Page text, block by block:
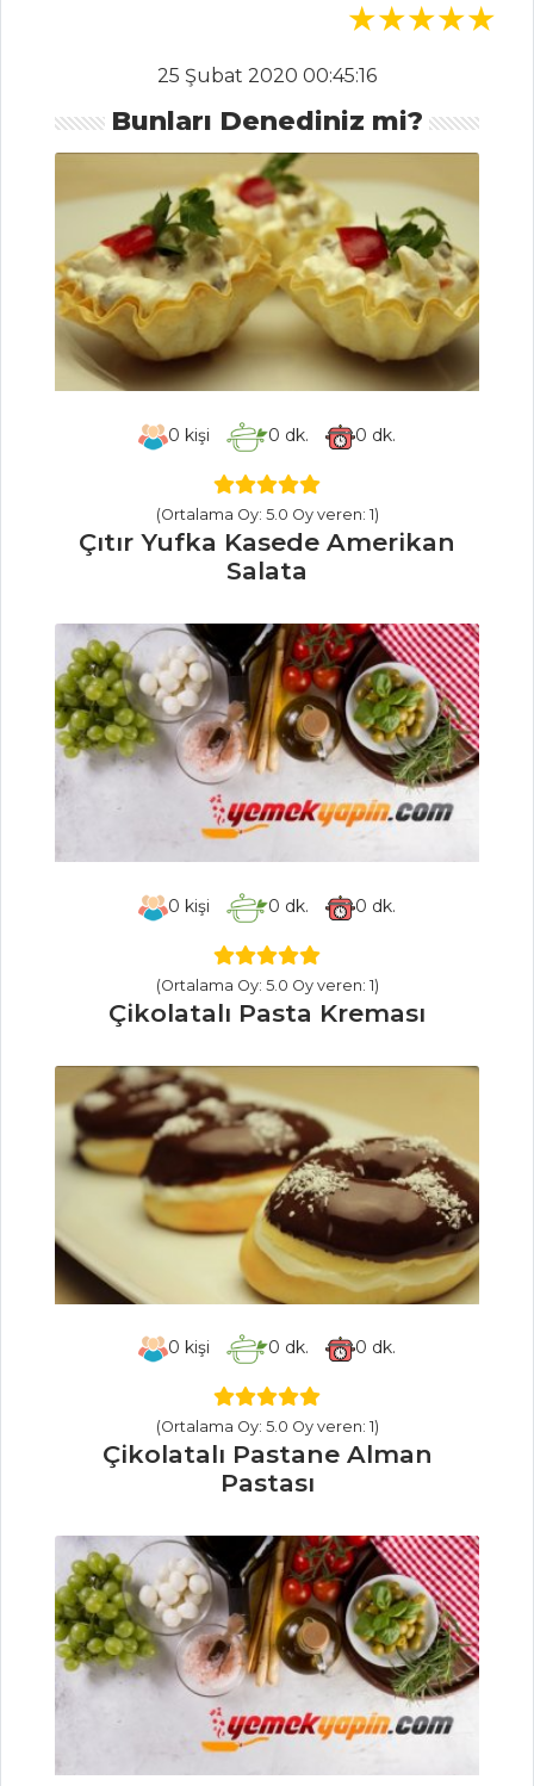
Tarifleri
HAMUR İŞLERI
OTLU EGE PİZZA
Muhallebili Pay
ÇEMENSİZ
PASTIRMALI VE
ROKALI PİZZA
Hamur İşleri Tüm
Tarifleri
İÇECEKLER
Şerbeti
Kızılcık Şerbeti
İçecekler Tüm
Tarifleri
SALATALAR
Baharatlı Sıcak
Nohut Salatası
Salata
Tavuklu
Ranchero Salatası
Salatalar Tüm
Tarifleri
PILAV VE
Fındıklı ve
Domatesli
Tagliatelle
Tavuk Etli Makarna
Brüksel Lahanalı
Pilav ve Makarna
Tüm Tarifleri
SEBZE
YEMEKLERI
Zeytinyağlı Kuru
25 Şubat 2020 00:45:16
Bunları Denediniz mi?
0 kişi 0 dk. 0 dk.
(Ortalama Oy: 5.0 Oy veren: 1)
Çıtır Yufka Kasede Amerikan
Salata
0 kişi 0 dk. 0 dk.
(Ortalama Oy: 5.0 Oy veren: 1)
Çikolatalı Pasta Kreması
0 kişi 0 dk. 0 dk.
(Ortalama Oy: 5.0 Oy veren: 1)
Çikolatalı Pastane Alman
Pastası